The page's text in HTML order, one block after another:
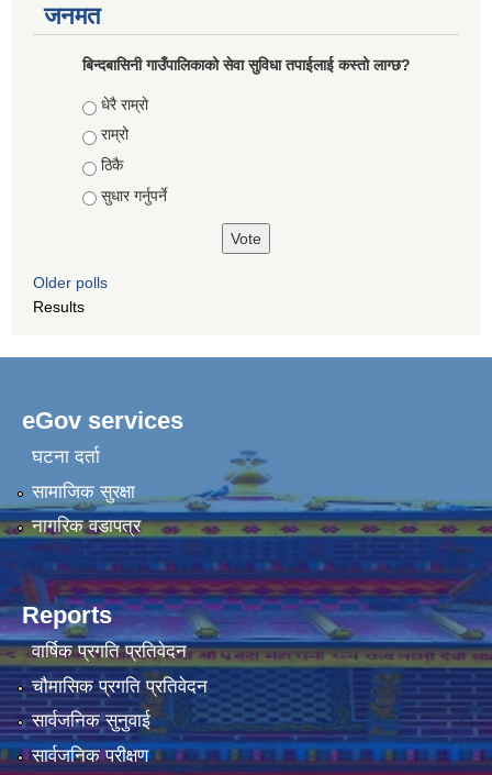
जनमत
बिन्दबासिनी गाउँपालिकाको सेवा सुविधा तपाईलाई कस्तो लाग्छ?
Choices
धेरै राम्रो
राम्रो
ठिकै
सुधार गर्नुपर्ने
Older polls
Results
eGov services
घटना दर्ता
सामाजिक सुरक्षा
नागरिक वडापत्र
Reports
वार्षिक प्रगति प्रतिवेदन
चौमासिक प्रगति प्रतिवेदन
सार्वजनिक सुनुवाई
सार्वजनिक परीक्षण